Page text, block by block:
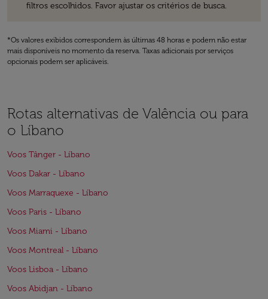
filtros escolhidos. Favor ajustar os critérios de busca.
*Os valores exibidos correspondem às últimas 48 horas e podem não estar
mais disponíveis no momento da reserva. Taxas adicionais por serviços
opcionais podem ser aplicáveis.
Rotas alternativas de Valência ou para
o Líbano
Voos Tânger - Líbano
Voos Dakar - Líbano
Voos Marraquexe - Líbano
Voos Paris - Líbano
Voos Miami - Líbano
Voos Montreal - Líbano
Voos Lisboa - Líbano
Voos Abidjan - Líbano